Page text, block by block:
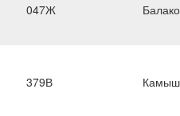
047Ж
379В